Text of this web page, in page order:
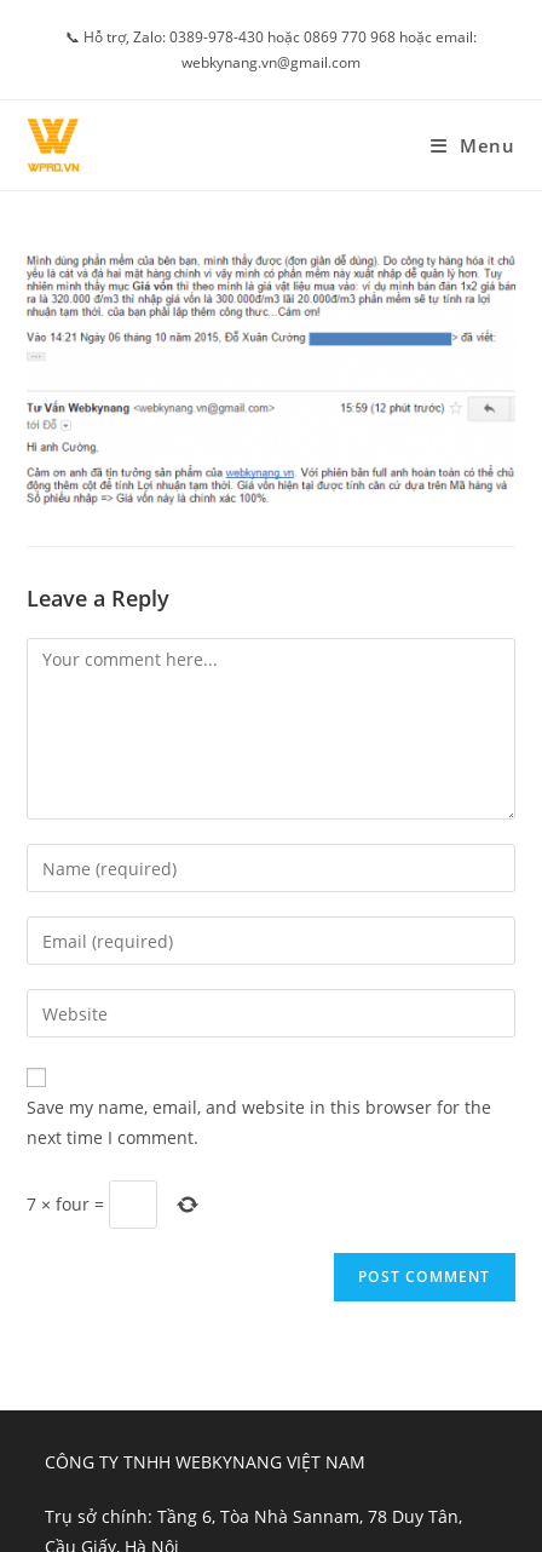
📞 Hỗ trợ, Zalo: 0389-978-430 hoặc 0869 770 968 hoặc email:
webkynang.vn@gmail.com
Menu
Leave a Reply
Comment
Enter
your
name
comment
Enter
your
email
address
comment
Enter
your
website
URL
(optional)
Save my name, email, and website in this browser for the
next time I comment.
7 ×four =
CÔNG TY TNHH WEBKYNANG VIỆT NAM
Trụ sở chính: Tầng 6, Tòa Nhà Sannam, 78 Duy Tân,
Cầu Giấy, Hà Nội